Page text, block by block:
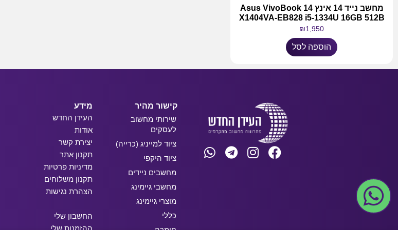
מחשב נייד 14 אינץ Asus VivoBook 14
X1404VA-EB828 i5-1334U 16GB 512B
₪1,950
הוספה לסל
קישור מהיר
שירותי מחשוב
לעסקים
ציוד למייניג (כרייה)
ציוד היקפי
מחשבים ניידים
מחשבי גיימינג
מוצרי גיימינג
כללי
מידע
העידן החדש
אודות
יצירת קשר
תקנון אתר
מדיניות פרטיות
תקנון משלוחים
הצהרת נגישות
החשבון שלי